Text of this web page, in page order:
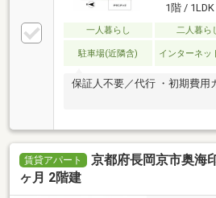
1階 /
一人暮らし 二人暮ら
駐車場(近隣含) インターネッ
保証人不要／代行 ・初期費用
賃貸アパート
京都府長岡京市奥海
ヶ月 2階建